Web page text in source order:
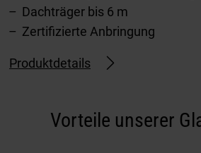
Dachträger bis 6 m
Zertifizierte Anbringung
Produktdetails
Vorteile unserer